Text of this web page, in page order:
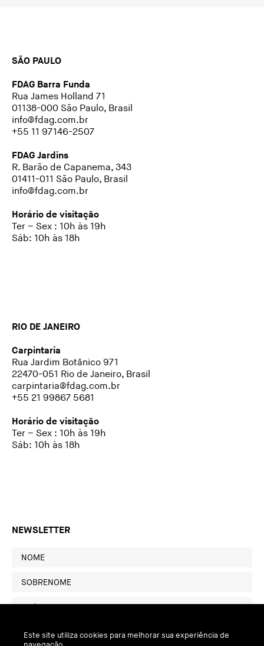
SÃO PAULO
FDAG Barra Funda
Rua James Holland 71
01138-000 São Paulo, Brasil
info@fdag.com.br
+55 11 97146-2507
FDAG Jardins
R. Barão de Capanema, 343
01411-011 São Paulo, Brasil
info@fdag.com.br
Horário de visitação
Ter – Sex : 10h às 19h
Sáb: 10h às 18h
RIO DE JANEIRO
Carpintaria
Rua Jardim Botânico 971
22470-051 Rio de Janeiro, Brasil
carpintaria@fdag.com.br
+55 21 99867 5681
Horário de visitação
Ter – Sex : 10h às 19h
Sáb: 10h às 18h
NEWSLETTER
Este site utiliza cookies para melhorar sua experiência de